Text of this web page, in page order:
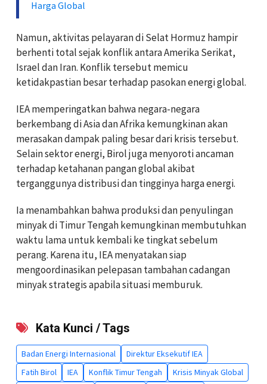
Harga Global
Namun, aktivitas pelayaran di Selat Hormuz hampir
berhenti total sejak konflik antara Amerika Serikat,
Israel dan Iran. Konflik tersebut memicu
ketidakpastian besar terhadap pasokan energi global.
IEA memperingatkan bahwa negara-negara
berkembang di Asia dan Afrika kemungkinan akan
merasakan dampak paling besar dari krisis tersebut.
Selain sektor energi, Birol juga menyoroti ancaman
terhadap ketahanan pangan global akibat
terganggunya distribusi dan tingginya harga energi.
Ia menambahkan bahwa produksi dan penyulingan
minyak di Timur Tengah kemungkinan membutuhkan
waktu lama untuk kembali ke tingkat sebelum
perang. Karena itu, IEA menyatakan siap
mengoordinasikan pelepasan tambahan cadangan
minyak strategis apabila situasi memburuk.
Kata Kunci / Tags
Badan Energi Internasional
Direktur Eksekutif IEA
Fatih Birol
IEA Konflik Timur Tengah
Krisis Minyak Global